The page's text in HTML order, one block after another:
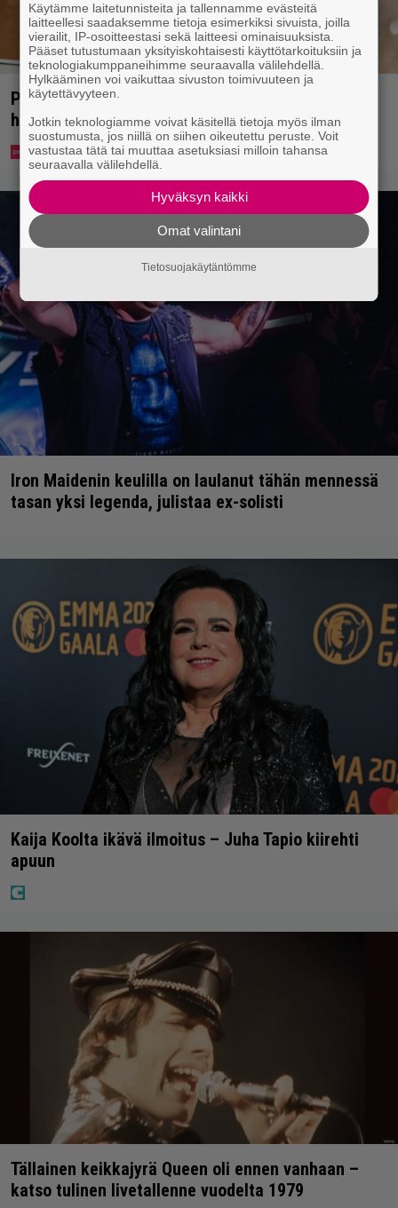
Pohjois-Korea neuvoo kansalaisiaan selviämään
helteistä syömällä viilentävää koiraa
Iron Maidenin keulilla on laulanut tähän mennessä
tasan yksi legenda, julistaa ex-solisti
Kaija Koolta ikävä ilmoitus – Juha Tapio kiirehti
apuun
Tällainen keikkajyrä Queen oli ennen vanhaan –
katso tulinen livetallenne vuodelta 1979
Käytämme laitetunnisteita ja tallennamme evästeitä
laitteellesi saadaksemme tietoja esimerkiksi sivuista, joilla
vierailit, IP-osoitteestasi sekä laitteesi ominaisuuksista.
Pääset tutustumaan yksityiskohtaisesti käyttötarkoituksiin ja
teknologiakumppaneihimme seuraavalla välilehdellä.
Hylkääminen voi vaikuttaa sivuston toimivuuteen ja
käytettävyyteen.
Jotkin teknologiamme voivat käsitellä tietoja myös ilman
suostumusta, jos niillä on siihen oikeutettu peruste. Voit
vastustaa tätä tai muuttaa asetuksiasi milloin tahansa
seuraavalla välilehdellä.
Hyväksyn kaikki
Omat valintani
Tietosuojakäytäntömme